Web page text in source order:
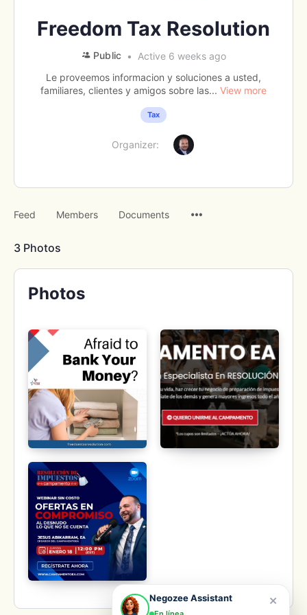
Freedom Tax Resolution
Public
Active 6 weeks ago
Le proveemos informacion y soluciones a usted,
familiares, clientes y amigos sobre las... View more
Tax
Organizer:
Feed Members Documents
3 Photos
Photos
×
Negozee Assistant